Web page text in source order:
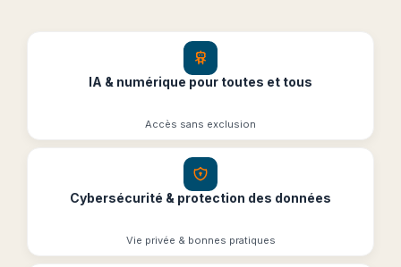
IA & numérique pour toutes et tous
Accès sans exclusion
Cybersécurité & protection des données
Vie privée & bonnes pratiques